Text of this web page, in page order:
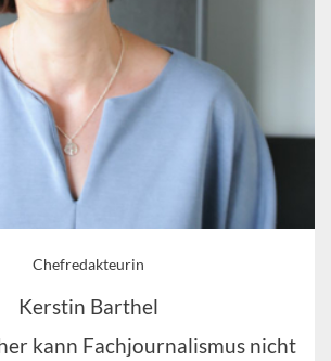
Chefredakteurin
Kerstin Barthel
kann Fachjournalismus nicht